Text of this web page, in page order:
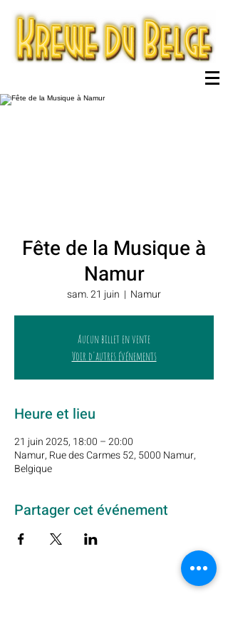
Fête de la Musique à
Namur
sam. 21 juin
  |
Namur
Aucun billet en vente
Voir d'autres événements
Heure et lieu
21 juin 2025, 18:00 – 20:00
Namur, Rue des Carmes 52, 5000 Namur,
Belgique
Partager cet événement